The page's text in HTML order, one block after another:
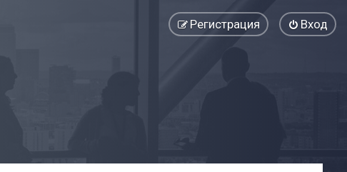
Вход
Регистрация